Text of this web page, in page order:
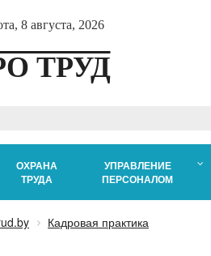
8 августа, 2026
ТРУД
ОХРАНА
ТРУДА
УПРАВЛЕНИЕ
ПЕРСОНАЛОМ
Кадровая практика